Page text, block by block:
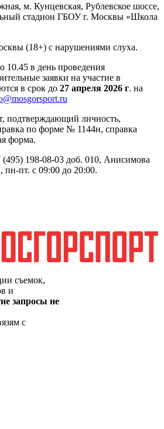
м. Кунцевская, Рублевское шоссе,
стадион ГБОУ г. Москвы «Школа
(18+) с нарушениями слуха.
10.45 в день проведения
заявки на участие в
в срок до 27 апреля 2026 г. на
подтверждающий личность,
по форме № 1144н, справка
форма.
(495) 198-08-03 доб. 010, Анисимова
пт. с 09:00 до 20:00.
съемок,
и
запросы не
с